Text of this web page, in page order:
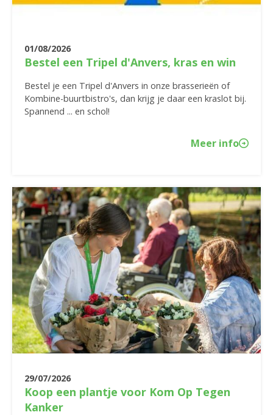
01/08/2026
Bestel een Tripel d'Anvers, kras en win
Bestel je een Tripel d'Anvers in onze brasserieën of
Kombine-buurtbistro's, dan krijg je daar een kraslot bij.
Spannend ... en schol!
Meer info
29/07/2026
Koop een plantje voor Kom Op Tegen
Kanker